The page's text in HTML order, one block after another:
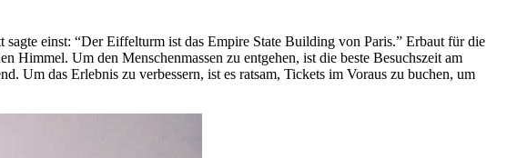
einst: “Der Eiffelturm ist das Empire State Building von Paris.” Erbaut für die
Um den Menschenmassen zu entgehen, ist die beste Besuchszeit am
Um das Erlebnis zu verbessern, ist es ratsam, Tickets im Voraus zu buchen, um